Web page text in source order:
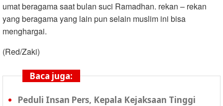
umat beragama saat bulan suci Ramadhan. rekan – rekan
yang beragama yang lain pun selain muslim ini bisa
menghargai.
(Red/Zaki)
Baca juga:
Peduli Insan Pers, Kepala Kejaksaan Tinggi